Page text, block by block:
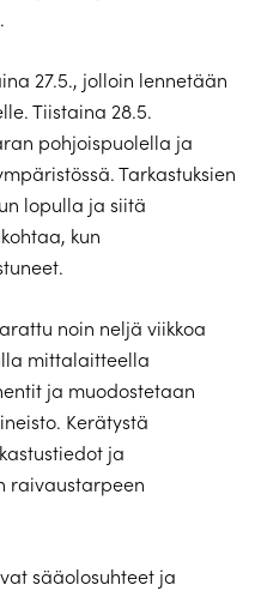
27.5., jolloin lennetään
Tiistaina 28.5.
pohjoispuolella ja
Tarkastuksien
lopulla ja siitä
kun
noin neljä viikkoa
mittalaitteella
ja muodostetaan
Kerätystä
ja
raivaustarpeen
sääolosuhteet ja